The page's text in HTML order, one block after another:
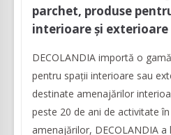
parchet, produse
interioare și exterioare
DECOLANDIA importă o
pentru spații interioare sau
destinate amenajărilor
peste 20 de ani de activitate
amenajărilor, DECOLANDIA a